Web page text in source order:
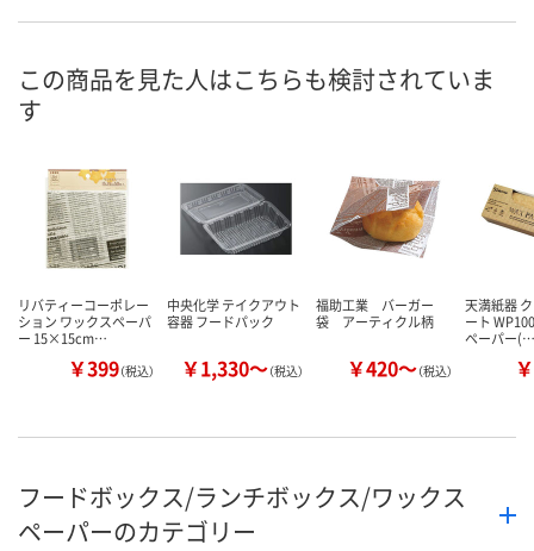
この商品を見た人はこちらも検討されていま
す
リバティーコーポレー
ション ワックスペーパ
ー 15×15cm…
￥399（税込）
中央化学 テイクアウト
容器 フードパック
￥1,330～（税込）
福助工業 バーガー
袋 アーティクル柄
￥420～（税込）
天満紙器
ート
ペーパー(…
フードボックス/ランチボックス/ワックス
ペーパーのカテゴリー